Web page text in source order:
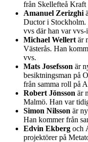
från Skellefteå Kraft
Amanuel Zerizghi
Ductor i
vvs där han var vvs-
Michael Wellert är
Västerås. Han
vvs.
Mats Josefsson är
besiktningsman på
från samma roll på
Robert Jönsson är
Malmö. Han var
Simon Nilsson är
Han kommer från
Edvin Ekberg och
projektörer på